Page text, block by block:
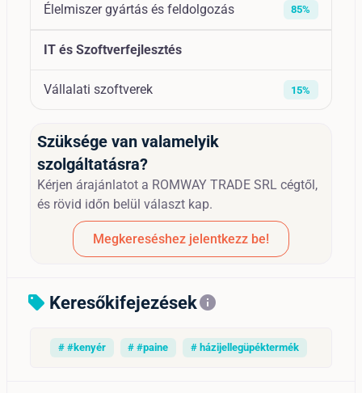
Élelmiszer gyártás és feldolgozás 85%
IT és Szoftverfejlesztés
Vállalati szoftverek 15%
Szüksége van valamelyik
szolgáltatásra?
Kérjen árajánlatot a ROMWAY TRADE SRL cégtől,
és rövid időn belül választ kap.
Megkereséshez jelentkezz be!
sell Keresőkifejezésekinfo
# #kenyér # #paine # házijellegüpéktermék